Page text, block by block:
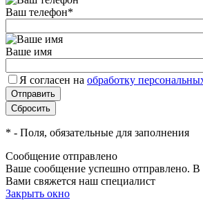
Ваш телефон*
Ваше имя
Я согласен на обработку
* - Поля, обязательные для заполнения
Сообщение отправлено
Ваше сообщение успешно отправлено.
Вами свяжется наш специалист
Закрыть окно